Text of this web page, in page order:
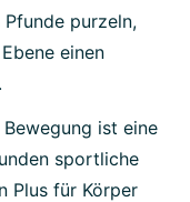
purzeln,
einen
Bewegung ist eine
sportliche
Plus für Körper